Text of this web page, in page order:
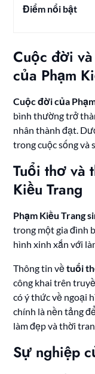
Điểm nổi bật
Cuộc đời
của Phạm
Cuộc đời của
bình thường trở
nhân thành đạt.
trong cuộc sống và
Tuổi thơ và
Kiều Trang
Phạm Kiều Trang
trong một gia đình
hình xinh xắn với
Thông tin vềtuổi
công khai trên
có ý thức về ngoại
chính là nền tảng
làm đẹp và thời
Sự nghiệp